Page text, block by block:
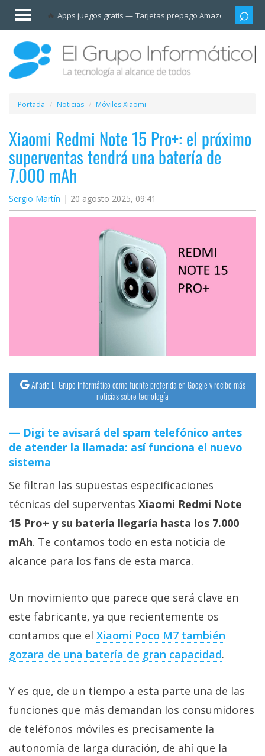
Apps juegos gratis Tarjetas prepago Amazon
Invitado
Iniciar
sesión /
Registrarse
Esenciales
Móviles
Ofertas
Apps
Redes
sociales
y
Tutoriales
Ciberseguridad
Sistemas
operativos
Profesional
+
Más
temas
Sorteos
Foros
Contacto
Sobre
nosotros
/
Publicidad
/
Portada Noticias Móviles Xiaomi
Xiaomi Redmi Note 15 Pro+: el próximo
superventas tendrá una batería de
7.000 mAh
Sergio Martín 20 agosto 2025, 09:41
Añade El Grupo Informático como fuente preferida en Google y recibe más
noticias sobre tecnología
Digi te avisará del spam telefónico antes
de atender la llamada: así funciona el nuevo
sistema
Se filtran las supuestas especificaciones
técnicas del superventas Xiaomi Redmi Note
15 Pro+ y su batería llegaría hasta los 7.000
mAh. Te contamos todo en esta noticia de
alcance para los fans de esta marca.
Un movimiento que parece que será clave en
este fabricante, ya que recientemente os
contamos que el Xiaomi Poco M7 también
gozara de una batería de gran capacidad.
Y es que, de un tiempo a esta parte una de las
funciones que más demandan los consumidores
de teléfonos móviles es precisamente la
autonomía de larga duración, de ahí que la